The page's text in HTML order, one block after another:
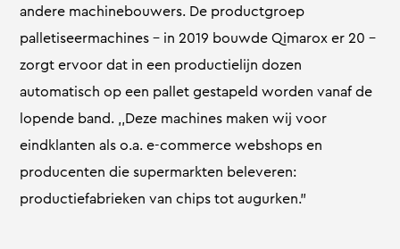
andere machinebouwers. De productgroep
palletiseermachines – in 2019 bouwde Qimarox er 20 –
zorgt ervoor dat in een productielijn dozen
automatisch op een pallet gestapeld worden vanaf de
lopende band. ,,Deze machines maken wij voor
eindklanten als o.a. e-commerce webshops en
producenten die supermarkten beleveren:
productiefabrieken van chips tot augurken.”